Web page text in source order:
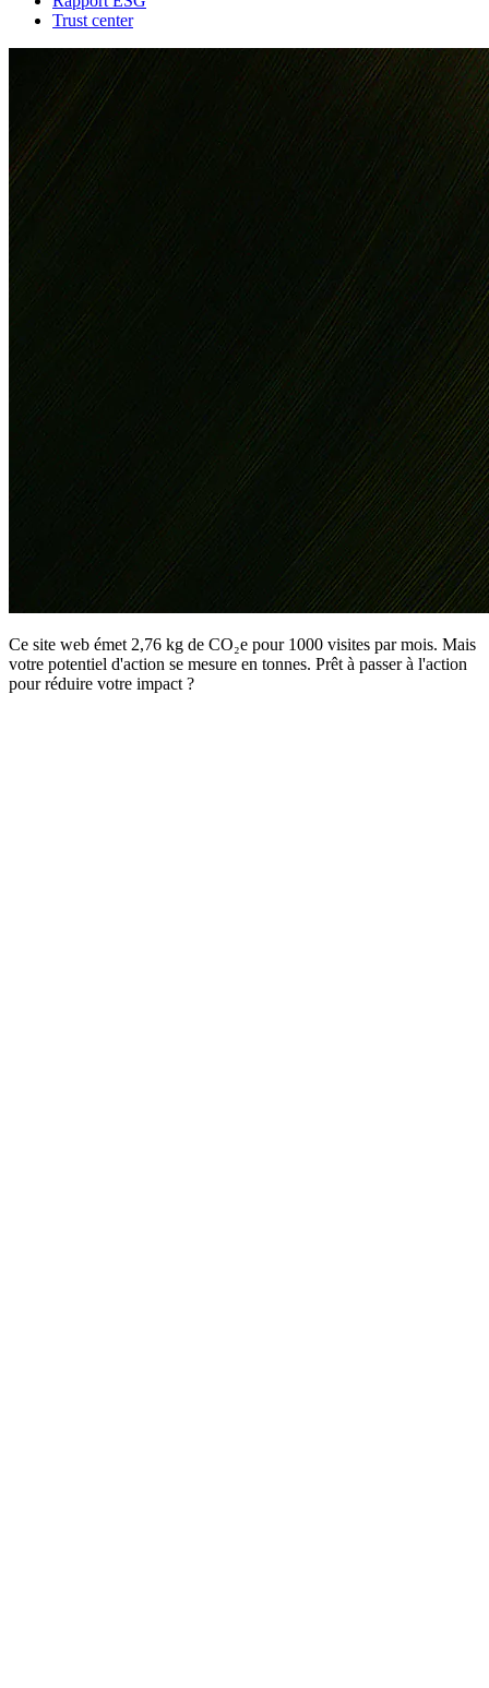
Trust center
Ce site web émet 2,76 kg de CO₂e pour 1000 visites par mois. Mais
votre potentiel d'action se mesure en tonnes. Prêt à passer à l'action
pour réduire votre impact ?